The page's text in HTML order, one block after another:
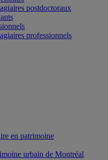
postdoctoraux
professionnels
en patrimoine
urbain de Montréal